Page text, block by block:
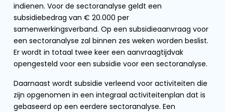
indienen. Voor de sectoranalyse geldt een
subsidiebedrag van € 20.000 per
samenwerkingsverband. Op een subsidieaanvraag voor
een sectoranalyse zal binnen zes weken worden beslist.
Er wordt in totaal twee keer een aanvraagtijdvak
opengesteld voor een subsidie voor een sectoranalyse.
Daarnaast wordt subsidie verleend voor activiteiten die
zijn opgenomen in een integraal activiteitenplan dat is
gebaseerd op een eerdere sectoranalyse. Een